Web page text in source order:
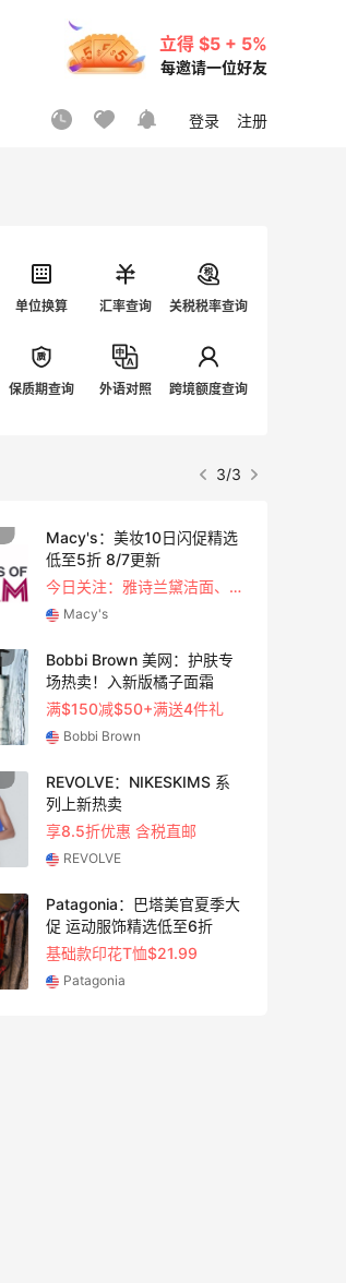
立得 $5 + 5%
每邀请一位好友
登录 注册
单位换算 汇率查询 关税税率查询
保质期查询 外语对照 跨境额度查询
3/3
Macy's：美妆10日闪促精选
低至5折 8/7更新
今日关注：雅诗兰黛洁面、兰蔻遮瑕等
Macy's
Bobbi Brown 美网：护肤专
场热卖！入新版橘子面霜
满$150减$50+满送4件礼
Bobbi Brown
REVOLVE：NIKESKIMS 系
列上新热卖
享8.5折优惠 含税直邮
REVOLVE
Patagonia：巴塔美官夏季大
促 运动服饰精选低至6折
基础款印花T恤$21.99
Patagonia